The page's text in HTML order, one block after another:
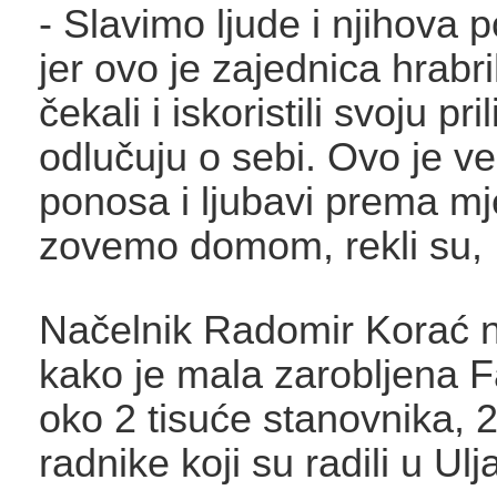
- Slavimo ljude i njihova
jer ovo je zajednica
čekali i iskoristili svoju
odlučuju o sebi. Ovo je
ponosa i ljubavi prema
zovemo domom, rekli su,
Načelnik Radomir Korać
kako je mala zarobljena
oko 2 tisuće stanovnika,
radnike koji su radili u